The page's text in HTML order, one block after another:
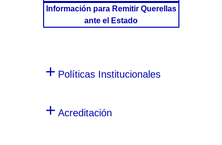
Información para Remitir Querellas
ante el Estado
Políticas Institucionales
Acreditación